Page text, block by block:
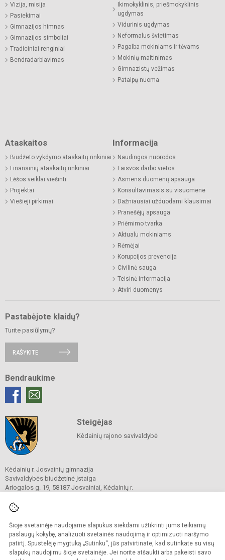
Šioje svetainėje naudojame slapukus siekdami užtikrinti jums teikiamų
paslaugų kokybę, analizuoti svetainės naudojimą ir optimizuoti naršymo
patirtį. Spustelėję mygtuką „Sutinku“, jūs patvirtinate, kad sutinkate su visų
slapukų naudojimu šioje svetainėje. Jei norite atšaukti arba pakeisti savo
Vizija, misija
Pasiekimai
Gimnazijos himnas
Gimnazijos simboliai
Tradiciniai renginiai
Bendradarbiavimas
Ikimokyklinis, priešmokyklinis
ugdymas
Vidurinis ugdymas
Neformalus švietimas
Pagalba mokiniams ir tėvams
Mokinių maitinimas
Gimnazistų vežimas
Patalpų nuoma
Ataskaitos
Biudžeto vykdymo ataskaitų rinkiniai
Finansinių ataskaitų rinkiniai
Lėšos veiklai viešinti
Projektai
Viešieji pirkimai
Informacija
Naudingos nuorodos
Laisvos darbo vietos
Asmens duomenų apsauga
Konsultavimasis su visuomene
Dažniausiai užduodami klausimai
Pranešėjų apsauga
Priėmimo tvarka
Aktualu mokiniams
Rėmėjai
Korupcijos prevencija
Civilinė sauga
Teisinė informacija
Atviri duomenys
Pastabėjote klaidų?
Turite pasiūlymų?
RAŠYKITE
Bendraukime
Steigėjas
Kėdainių rajono savivaldybė
Kėdainių r. Josvainių gimnazija
Savivaldybės biudžetinė įstaiga
Ariogalos g. 19, 58187 Josvainiai, Kėdainių r.
El. p.
Duomenys kaupiami ir saugomi
Juridinių asmenų registre
Įmonės kodas 191018728